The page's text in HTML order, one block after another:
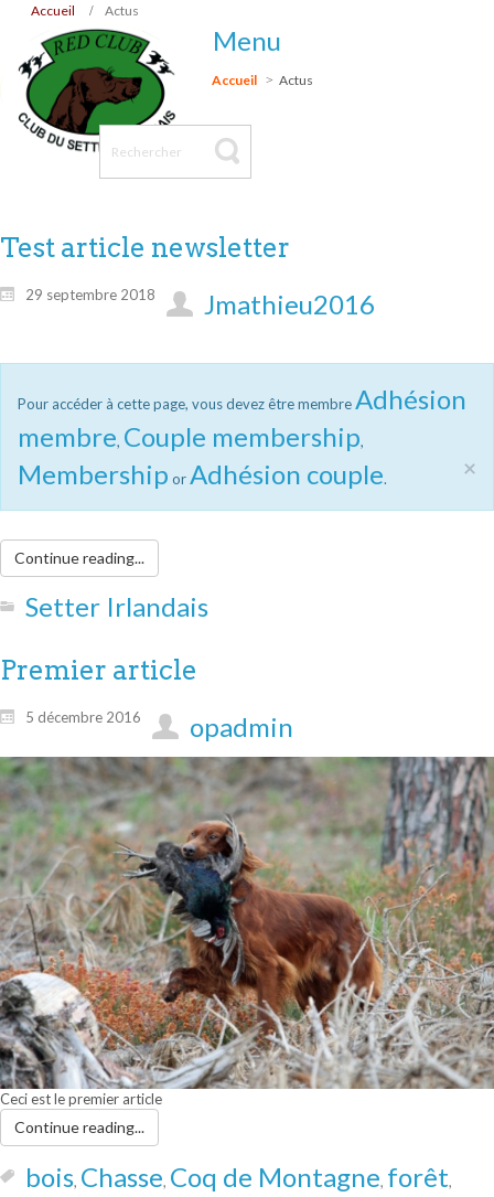
Accueil Actus
Menu
Accueil Actus
Test article newsletter
29 septembre 2018 Jmathieu2016
Pour accéder à cette page, vous devez être membreAdhésion
membre, Couple membership,
Membership orAdhésion couple. ×
Continue reading...
Setter Irlandais
Premier article
5 décembre 2016 opadmin
Ceci est le premier article
Continue reading...
bois, Chasse, Coq de Montagne, forêt,